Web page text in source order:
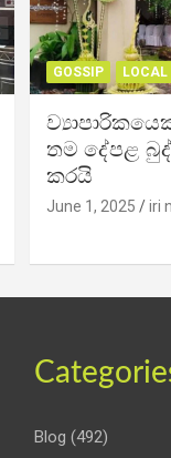
GOSSIP LOCAL
තම දේපළ
කරයි
June 1, 2025 iri
Blog (492)